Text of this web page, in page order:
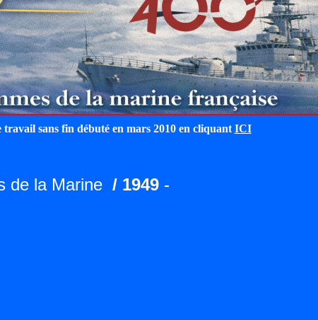
sans fin débuté en mars 2010 en cliquant ICI
de la Marine/ 1949-